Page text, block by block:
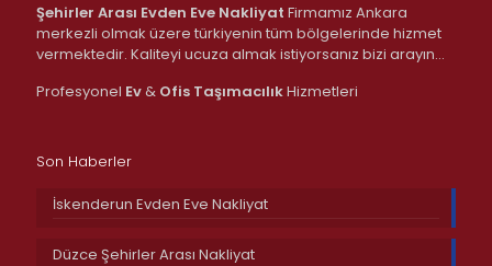
Şehirler Arası Evden Eve Nakliyat Firmamız Ankara
merkezli olmak üzere türkiyenin tüm bölgelerinde hizmet
vermektedir. Kaliteyi ucuza almak istiyorsanız bizi arayın…
Profesyonel Ev& Ofis TaşımacılıkHizmetleri
Son Haberler
İskenderun Evden Eve Nakliyat
Düzce Şehirler Arası Nakliyat